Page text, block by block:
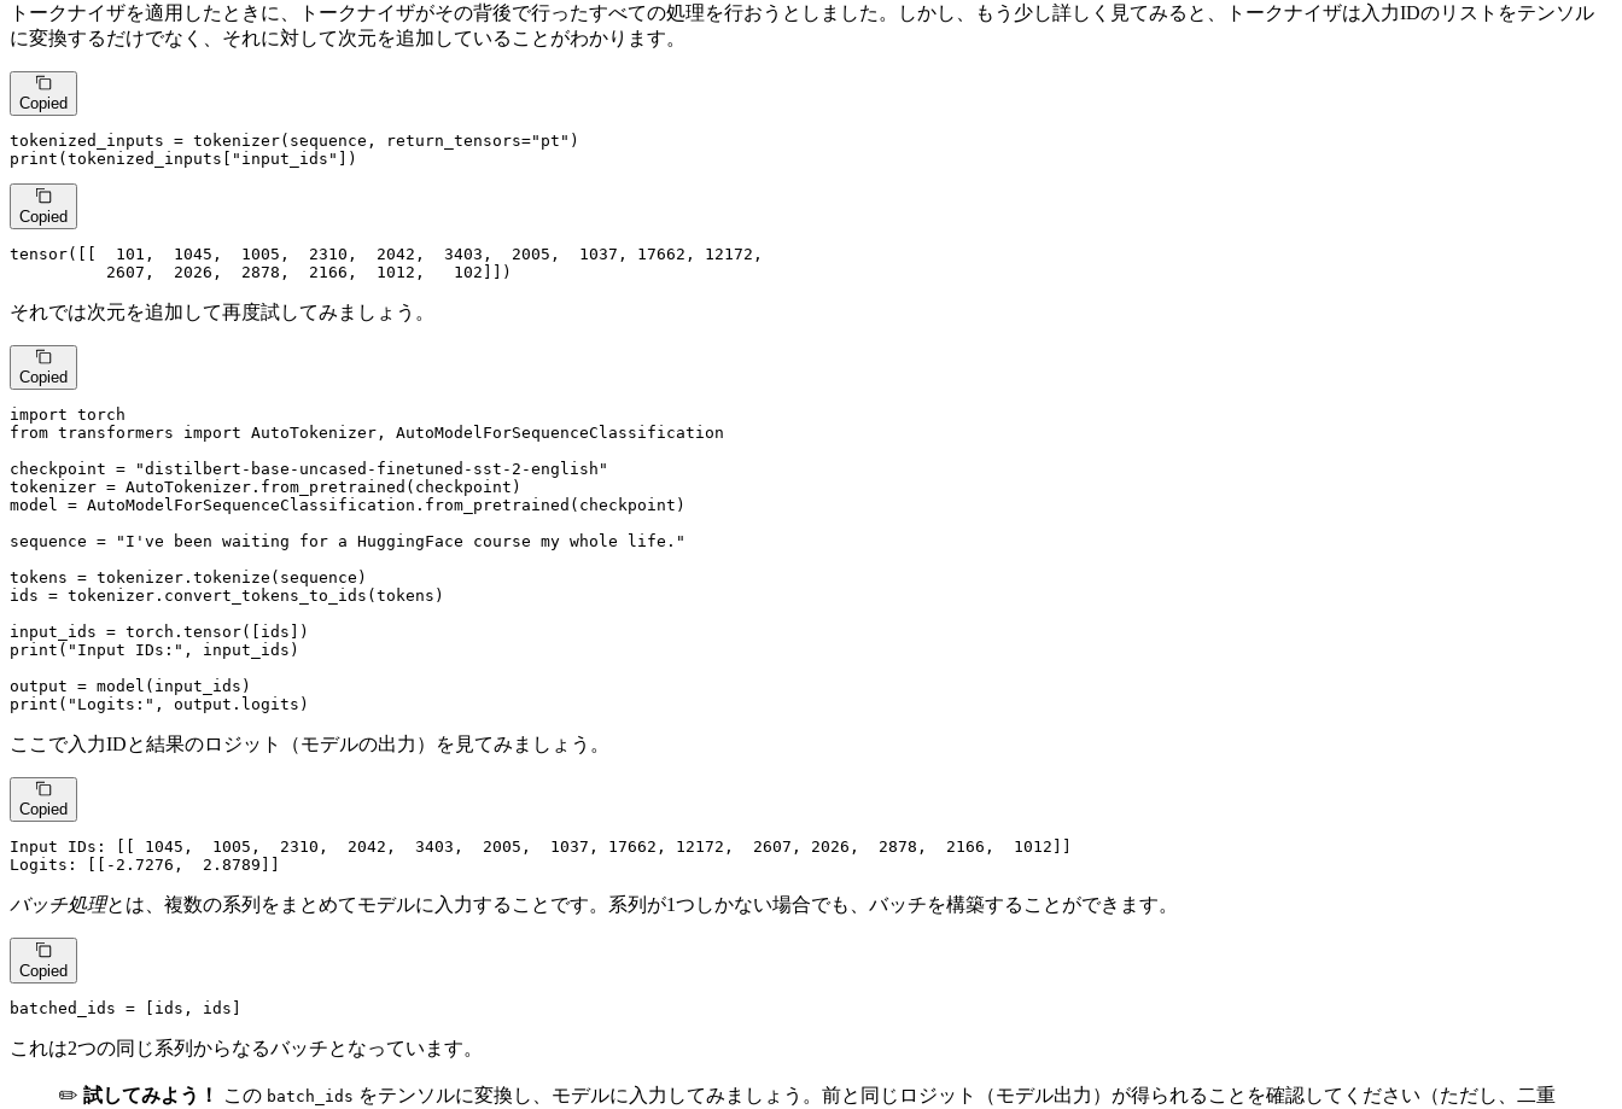
トークナイザを適用したときに、トークナイザがその背後で行ったすべての処理を行おうとしました。しかし、もう少し詳しく見てみると、トークナイザは入力IDのリストをテンソル
に変換するだけでなく、それに対して次元を追加していることがわかります。
Copied
tokenized_inputs = tokenizer(sequence, return_tensors="pt"
print (tokenized_inputs[ "input_ids" ])
Copied
tensor([[ 101 , 1045 , 1005 , 2310 , 2042 , 3403 , 2005 , 1037 , 17662 , 12172 ,
2607 , 2026 , 2878 , 2166 , 1012 , 102 ]])
それでは次元を追加して再度試してみましょう。
Copied
import
from transformers import AutoTokenizer, AutoModelForSequenceClassification
checkpoint =
"distilbert-base-uncased-finetuned-sst-2-english"
tokenizer = AutoTokenizer.from_pretrained(checkpoint)
model = AutoModelForSequenceClassification.from_pretrained(checkpoint)
sequence =
"I've been waiting for a HuggingFace course my whole life."
tokens = tokenizer.tokenize(sequence)
ids = tokenizer.convert_tokens_to_ids(tokens)
print ( "Input IDs:" , input_ids)
print ( "Logits:" , output.logits)
ここで入力IDと結果のロジット（モデルの出力）を見てみましょう。
Copied
Input IDs: [[ 1045 , 1005 , 2310 , 2042 , 3403 , 2005 , 1037 , 17662 , 12172 , 2607 , 2026 , 2878 , 2166 , 1012
Logits: [[- 2.7276 , 2.8789
バッチ処理とは、複数の系列をまとめてモデルに入力することです。系列が1つしかない場合でも、バッチを構築することができます。
Copied
batched_ids = [ids, ids]
これは2つの同じ系列からなるバッチとなっています。
✏️ 試してみよう！ この batch_ids をテンソルに変換し、モデルに入力してみましょう。前と同じロジット（モデル出力）が得られることを確認してください（ただし、二重